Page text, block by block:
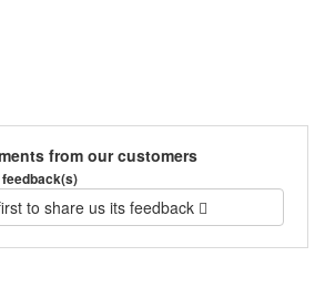
from our customers
feedback(s)
to share us its feedback